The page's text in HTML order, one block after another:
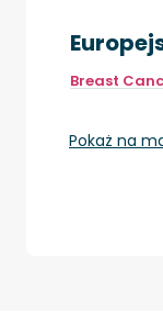
Breast
Otwock,
Pokaż na